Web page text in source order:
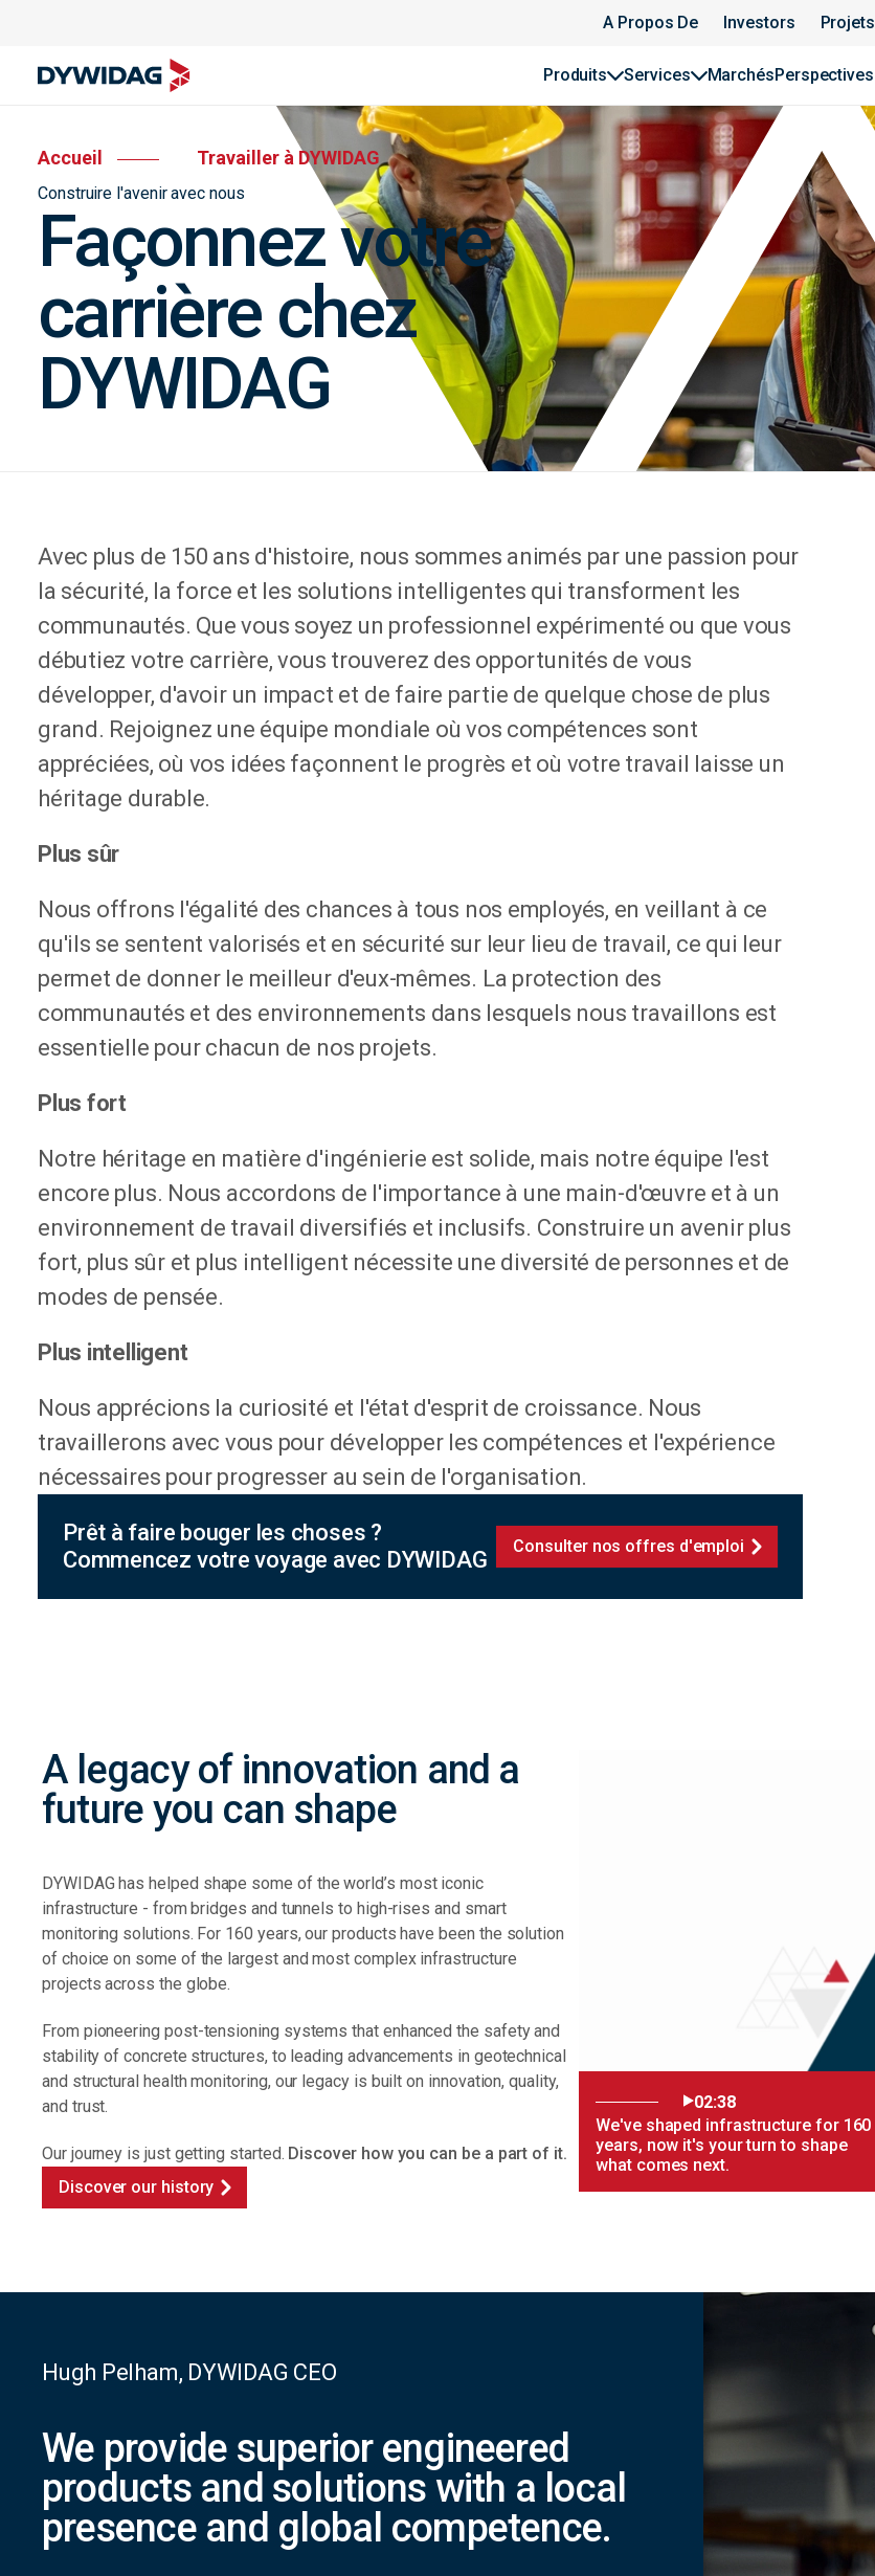
A Propos De Investors Projets
Produits Services MarchésPerspectives
Accueil Travailler à DYWIDAG
Construire l'avenir avec nous
Façonnez votre
carrière chez
DYWIDAG
Avec plus de 150 ans d'histoire, nous sommes animés par une passion pour
la sécurité, la force et les solutions intelligentes qui transforment les
communautés. Que vous soyez un professionnel expérimenté ou que vous
débutiez votre carrière, vous trouverez des opportunités de vous
développer, d'avoir un impact et de faire partie de quelque chose de plus
grand. Rejoignez une équipe mondiale où vos compétences sont
appréciées, où vos idées façonnent le progrès et où votre travail laisse un
héritage durable.
Plus sûr
Nous offrons l'égalité des chances à tous nos employés, en veillant à ce
qu'ils se sentent valorisés et en sécurité sur leur lieu de travail, ce qui leur
permet de donner le meilleur d'eux-mêmes. La protection des
communautés et des environnements dans lesquels nous travaillons est
essentielle pour chacun de nos projets.
Plus fort
Notre héritage en matière d'ingénierie est solide, mais notre équipe l'est
encore plus. Nous accordons de l'importance à une main-d'œuvre et à un
environnement de travail diversifiés et inclusifs. Construire un avenir plus
fort, plus sûr et plus intelligent nécessite une diversité de personnes et de
modes de pensée.
Plus intelligent
Nous apprécions la curiosité et l'état d'esprit de croissance. Nous
travaillerons avec vous pour développer les compétences et l'expérience
nécessaires pour progresser au sein de l'organisation.
Prêt à faire bouger les choses ?
Commencez votre voyage avec DYWIDAG
Consulter nos offres d'emploi
A legacy of innovation and a
future you can shape
DYWIDAG has helped shape some of the world’s most iconic
infrastructure - from bridges and tunnels to high-rises and smart
monitoring solutions. For 160 years, our products have been the solution
of choice on some of the largest and most complex infrastructure
projects across the globe.
From pioneering post-tensioning systems that enhanced the safety and
stability of concrete structures, to leading advancements in geotechnical
and structural health monitoring, our legacy is built on innovation, quality,
and trust.
Our journey is just getting started. Discover how you can be a part of it.
Discover our history
02:38
We've shaped infrastructure for 160
years, now it's your turn to shape
what comes next.
Hugh Pelham, DYWIDAG CEO
We provide superior engineered
products and solutions with a local
presence and global competence.